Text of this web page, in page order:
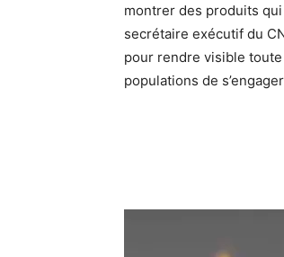
montrer des produits
secrétaire exécutif du
pour rendre visible toute
populations de